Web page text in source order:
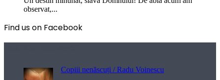
observat,...
Find us on Facebook
Copiii nenăscuți / Radu Voinescu